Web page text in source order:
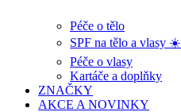
Péče o tělo
SPF na tělo a vlasy ☀️
Péče o vlasy
Kartáče a doplňky
ZNAČKY
AKCE A NOVINKY